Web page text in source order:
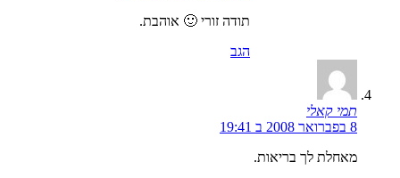
תודה זורי 🙂 אוהבת.
הגב
תמי קאלי
8 בפברואר 2008 ב 19:41
מאחלת לך בריאות.